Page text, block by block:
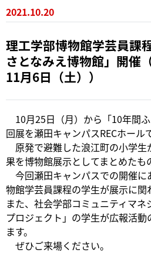
2021.10.20
理工学部博物館学芸員課
さとなみえ博物館」開催
11月6日（土））
10月25日（月）から「10年間
回展を瀬田キャンパスRECホール
原発で避難した浪江町の小学生
果を博物館展示としてまとめたも
今回瀬田キャンパスでの開催に
物館学芸員課程の学生が展示に関
また、社会学部コミュニティマ
プロジェクト」の学生が広報活
ます。
ぜひご来場ください。